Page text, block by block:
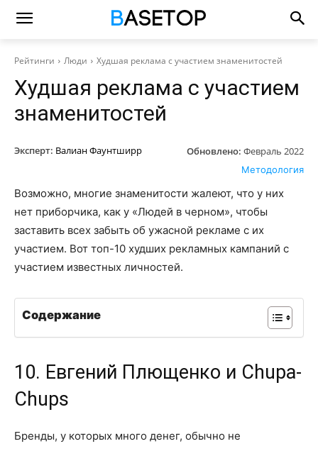
Рейтинги Люди Худшая реклама с участием знаменитостей
Худшая реклама с участием
знаменитостей
Эксперт: Валиан Фаунтширр Обновлено: Февраль 2022
Методология
Возможно, многие знаменитости жалеют, что у них
нет приборчика, как у «Людей в черном», чтобы
заставить всех забыть об ужасной рекламе с их
участием. Вот топ-10 худших рекламных кампаний с
участием известных личностей.
Содержание
10. Евгений Плющенко и Chupa-
Chups
Бренды, у которых много денег, обычно не